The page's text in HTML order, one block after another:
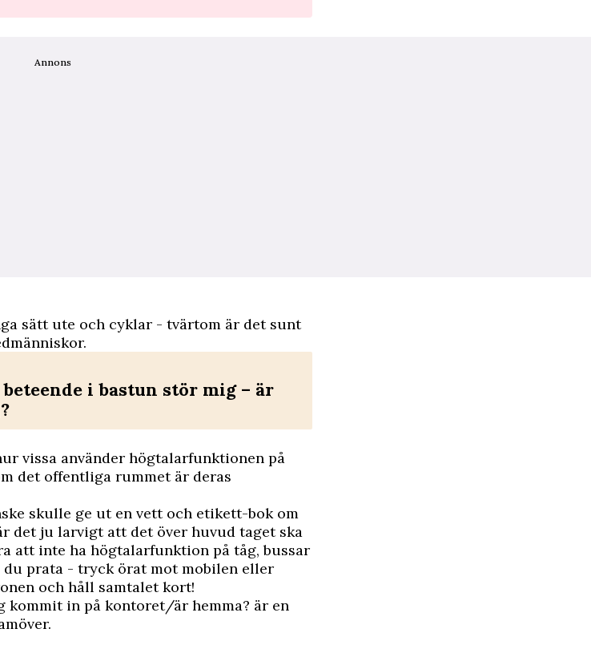
Annons
sätt ute och cyklar - tvärtom är det sunt
i bastun stör mig – är
vissa använder högtalarfunktionen på
det offentliga rummet är deras
skulle ge ut en vett och etikett-bok om
det ju larvigt att det över huvud taget ska
att inte ha högtalarfunktion på tåg, bussar
du prata - tryck örat mot mobilen eller
och håll samtalet kort!
kommit in på kontoret/är hemma? är en